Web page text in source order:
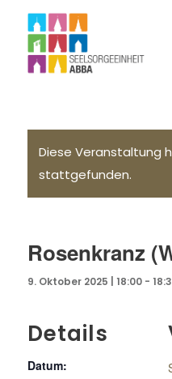
Diese Veranstaltung
stattgefunden.
Rosenkranz
9. Oktober 2025 | 18:00-
Details
Datum: